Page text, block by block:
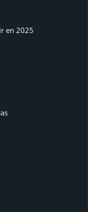
en 2025